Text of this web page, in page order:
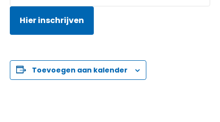
Hier inschrijven
Toevoegen aan kalender